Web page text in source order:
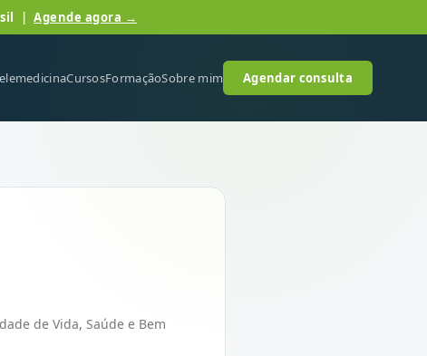
|Agende agora →
CursosFormaçãoSobre mim Agendar consulta
de Vida, Saúde e Bem